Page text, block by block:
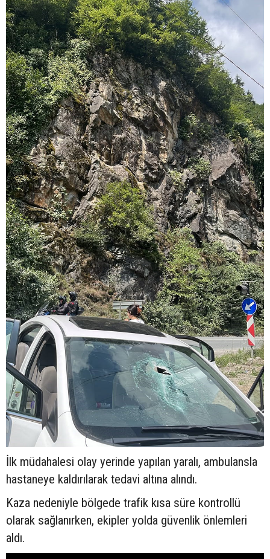
İlk müdahalesi olay yerinde yapılan yaralı, ambulansla
hastaneye kaldırılarak tedavi altına alındı.
Kaza nedeniyle bölgede trafik kısa süre kontrollü
olarak sağlanırken, ekipler yolda güvenlik önlemleri
aldı.